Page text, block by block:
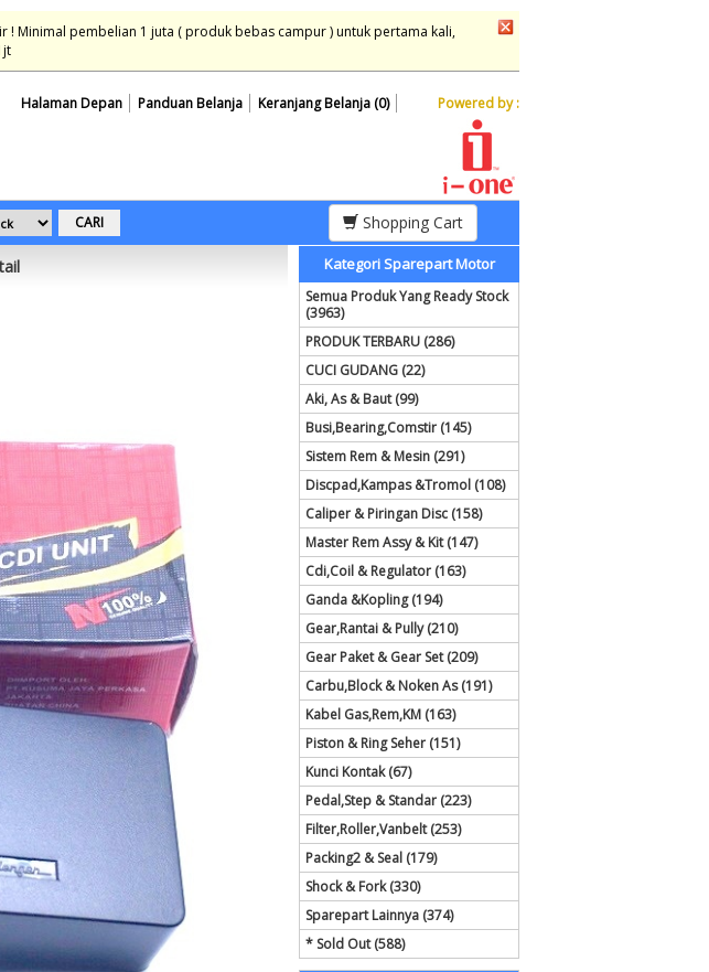
Minimal pembelian 1 juta ( produk bebas campur ) untuk pertama kali,
Keranjang Belanja (0)
Panduan Belanja
Halaman Depan Powered by :
Shopping Cart
Kategori Sparepart Motor
Semua Produk Yang Ready Stock
(3963)
PRODUK TERBARU (286)
CUCI GUDANG (22)
Aki, As & Baut (99)
Busi,Bearing,Comstir (145)
Sistem Rem & Mesin (291)
Discpad,Kampas &Tromol (108)
Caliper & Piringan Disc (158)
Master Rem Assy & Kit (147)
Cdi,Coil & Regulator (163)
Ganda &Kopling (194)
Gear,Rantai & Pully (210)
Gear Paket & Gear Set (209)
Carbu,Block & Noken As (191)
Kabel Gas,Rem,KM (163)
Piston & Ring Seher (151)
Kunci Kontak (67)
Pedal,Step & Standar (223)
Filter,Roller,Vanbelt (253)
Packing2 & Seal (179)
Shock & Fork (330)
Sparepart Lainnya (374)
* Sold Out (588)